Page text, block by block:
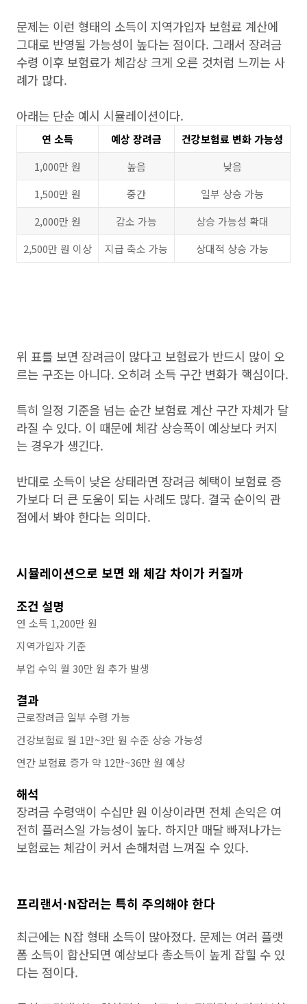
문제는 이런 형태의 소득이 지역가입자 보험료 계산에
그대로 반영될 가능성이 높다는 점이다. 그래서 장려금
수령 이후 보험료가 체감상 크게 오른 것처럼 느끼는 사
례가 많다.
아래는 단순 예시 시뮬레이션이다.
연 소득 예상 장려금
건강보험료 변화 가능성
1,000만 원
높음
낮음
1,500만 원
중간
일부 상승 가능
2,000만 원
감소 가능
상승 가능성 확대
2,500만 원 이상
지급 축소 가능 상대적 상승 가능
위 표를 보면 장려금이 많다고 보험료가 반드시 많이 오
르는 구조는 아니다. 오히려 소득 구간 변화가 핵심이다.
특히 일정 기준을 넘는 순간 보험료 계산 구간 자체가 달
라질 수 있다. 이 때문에 체감 상승폭이 예상보다 커지
는 경우가 생긴다.
반대로 소득이 낮은 상태라면 장려금 혜택이 보험료 증
가보다 더 큰 도움이 되는 사례도 많다. 결국 순이익 관
점에서 봐야 한다는 의미다.
시뮬레이션으로 보면 왜 체감 차이가 커질까
조건 설명
연 소득 1,200만 원
지역가입자 기준
부업 수익 월 30만 원 추가 발생
결과
근로장려금 일부 수령 가능
건강보험료 월 1만~3만 원 수준 상승 가능성
연간 보험료 증가 약 12만~36만 원 예상
해석
장려금 수령액이 수십만 원 이상이라면 전체 손익은 여
전히 플러스일 가능성이 높다. 하지만 매달 빠져나가는
보험료는 체감이 커서 손해처럼 느껴질 수 있다.
프리랜서·N잡러는 특히 주의해야 한다
최근에는 N잡 형태 소득이 많아졌다. 문제는 여러 플랫
폼 소득이 합산되면 예상보다 총소득이 높게 잡힐 수 있
다는 점이다.